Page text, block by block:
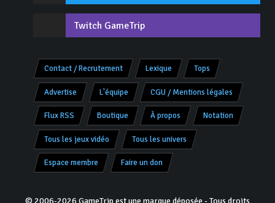
Twitch GameTrip
Contact / Recrutement Lexique Tops
Advertise L'équipe CGU / Mentions légales
Flux RSS Boutique À propos Notation
Tous les jeux vidéo Tous les univers
Espace membre Faire un don
© 2006-2026 GameTrip est une marque déposée - Tous droits